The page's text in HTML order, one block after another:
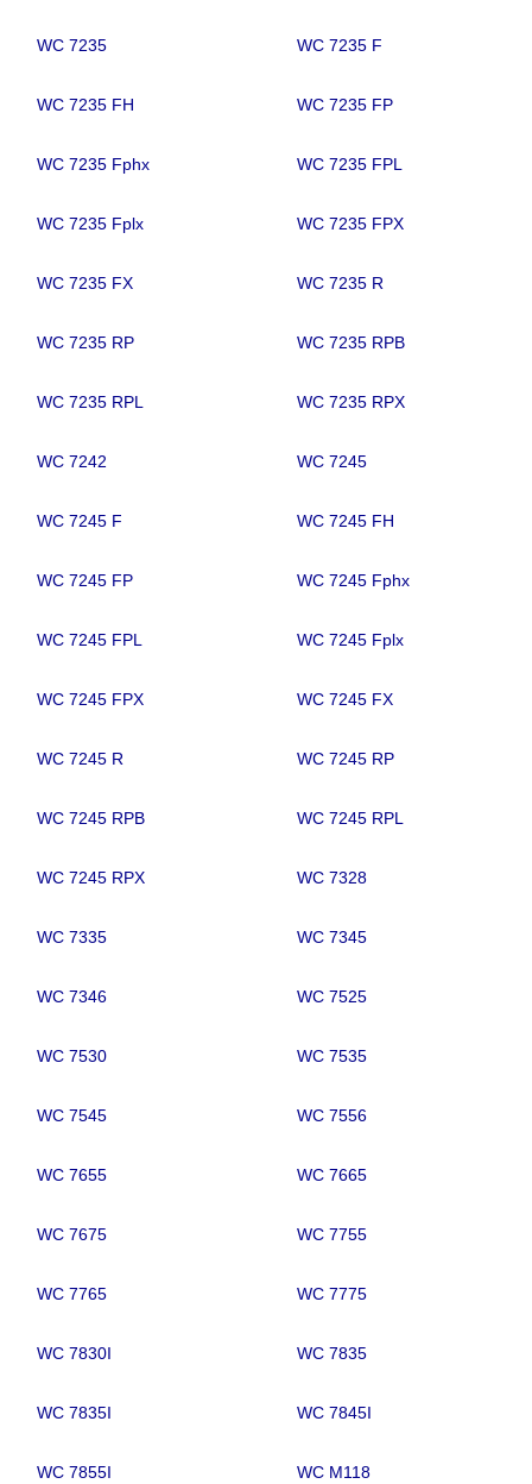
WC 7235 WC 7235 F
WC 7235 FH WC 7235 FP
WC 7235 Fphx WC 7235 FPL
WC 7235 Fplx WC 7235 FPX
WC 7235 FX WC 7235 R
WC 7235 RP WC 7235 RPB
WC 7235 RPL WC 7235 RPX
WC 7242 WC 7245
WC 7245 F WC 7245 FH
WC 7245 FP WC 7245 Fphx
WC 7245 FPL WC 7245 Fplx
WC 7245 FPX WC 7245 FX
WC 7245 R WC 7245 RP
WC 7245 RPB WC 7245 RPL
WC 7245 RPX WC 7328
WC 7335 WC 7345
WC 7346 WC 7525
WC 7530 WC 7535
WC 7545 WC 7556
WC 7655 WC 7665
WC 7675 WC 7755
WC 7765 WC 7775
WC 7830I WC 7835
WC 7835I WC 7845I
WC 7855I WC M118